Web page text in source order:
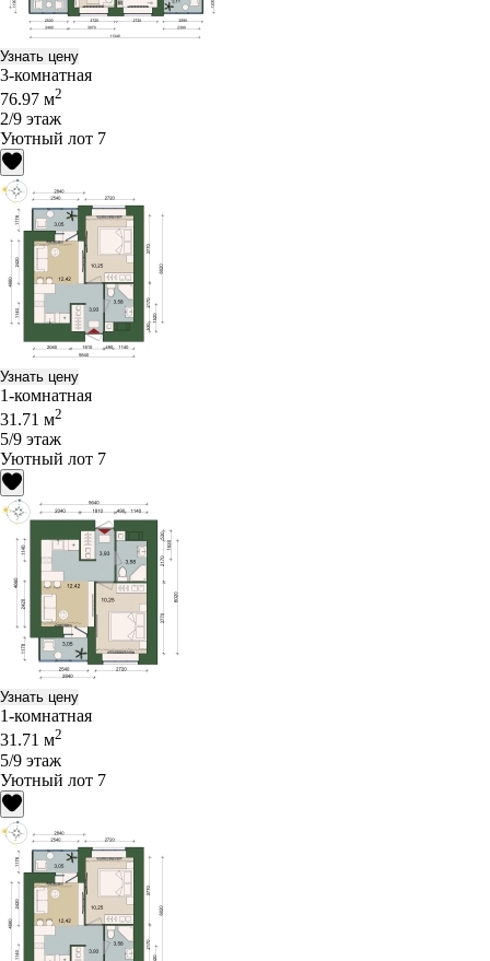
Узнать цену
3-комнатная
76.97 м2
2/9 этаж
Уютный лот 7
Узнать цену
1-комнатная
31.71 м2
5/9 этаж
Уютный лот 7
Узнать цену
1-комнатная
31.71 м2
5/9 этаж
Уютный лот 7